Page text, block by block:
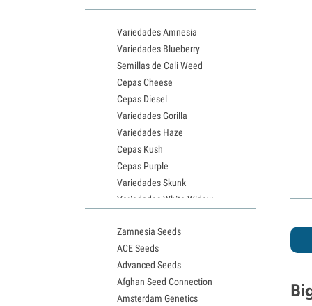
Variedades Amnesia
Variedades Blueberry
Semillas de Cali Weed
Cepas Cheese
Cepas Diesel
Variedades Gorilla
Variedades Haze
Cepas Kush
Cepas Purple
Variedades Skunk
Variedades White Widow
Semillas de Granddaddy Purple
Semillas de OG Kush
Semillas de Blue Dream
Semillas de Lemon Haze
Semillas de Bruce Banner
Zamnesia Seeds
ACE Seeds
Advanced Seeds
Afghan Seed Connection
Amsterdam Genetics